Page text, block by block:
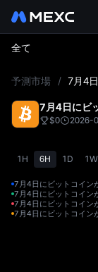
全て
予測市場 / 7月4
7月4日にビ
$0 2026-
1H 6H 1D 1W
7月4日にビットコイン
7月4日にビットコイン
7月4日にビットコイン
7月4日にビットコイン